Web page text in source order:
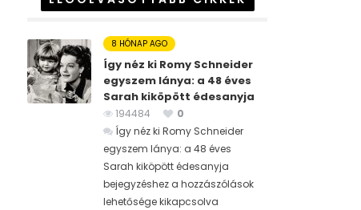
8 HÓNAP AGO
Így néz ki Romy Schneider
egyszem lánya: a 48 éves
Sarah kiköpött édesanyja
194484
0
Így néz ki Romy Schneider
egyszem lánya: a 48 éves
Sarah kiköpött édesanyja
bejegyzéshez a hozzászólások
lehetősége kikapcsolva